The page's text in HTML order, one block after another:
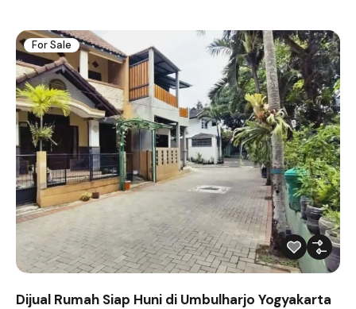
For Sale
Dijual Rumah Siap Huni di Umbulharjo Yogyakarta